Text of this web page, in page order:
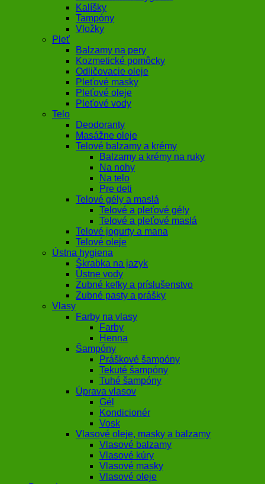
Kalíšky
Tampóny
Vložky
Pleť
Balzamy na pery
Kozmetické pomôcky
Odličovacie oleje
Pleťové masky
Pleťové oleje
Pleťové vody
Telo
Deodoranty
Masážne oleje
Telové balzamy a krémy
Balzamy a krémy na ruky
Na nohy
Na telo
Pre deti
Telové gély a maslá
Telové a pleťové gély
Telové a pleťové maslá
Telové jogurty a mana
Telové oleje
Ústna hygiena
Škrabka na jazyk
Ústne vody
Zubné kefky a príslušenstvo
Zubné pasty a prášky
Vlasy
Farby na vlasy
Farby
Henna
Šampóny
Práškové šampóny
Tekuté šampóny
Tuhé šampóny
Úprava vlasov
Gél
Kondicionér
Vosk
Vlasové oleje, masky a balzamy
Vlasové balzamy
Vlasové kúry
Vlasové masky
Vlasové oleje